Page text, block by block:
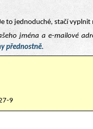
to jednoduché, stačí
jména a e-mailové
přednostně.
9